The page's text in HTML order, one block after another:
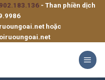
- Than phiền dịch
hoặc